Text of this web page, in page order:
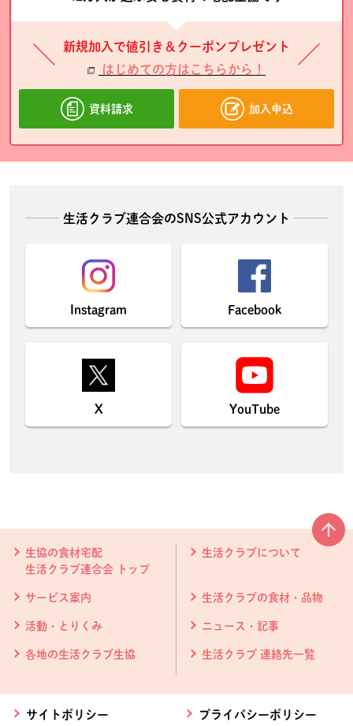
新規加入で値引き＆クーポンプレゼント
はじめての方はこちらから！
資料請求 加入申込
生活クラブ連合会のSNS公式アカウント
Instagram Facebook
X YouTube
生協の食材宅配
生活クラブ連合会 トップ
生活クラブについて
サービス案内 生活クラブの食材・品物
活動・とりくみ ニュース・記事
各地の生活クラブ生協 生活クラブ 連絡先一覧
サイトポリシー プライバシーポリシー